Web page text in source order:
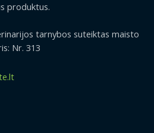
produktus.
tarnybos suteiktas maisto
Nr. 313